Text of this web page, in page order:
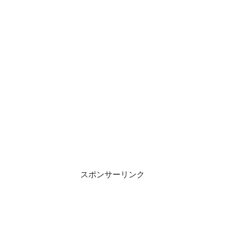
スポンサーリンク